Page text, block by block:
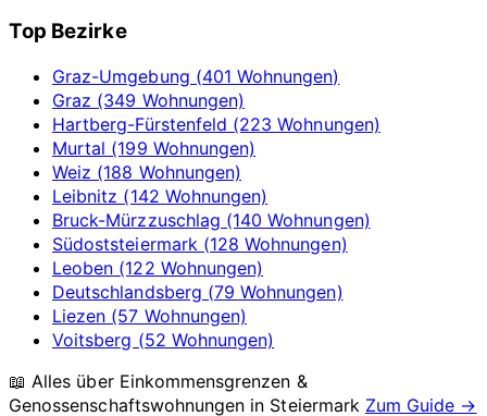
Top Bezirke
Graz-Umgebung (401 Wohnungen)
Graz (349 Wohnungen)
Hartberg-Fürstenfeld (223 Wohnungen)
Murtal (199 Wohnungen)
Weiz (188 Wohnungen)
Leibnitz (142 Wohnungen)
Bruck-Mürzzuschlag (140 Wohnungen)
Südoststeiermark (128 Wohnungen)
Leoben (122 Wohnungen)
Deutschlandsberg (79 Wohnungen)
Liezen (57 Wohnungen)
Voitsberg (52 Wohnungen)
📖 Alles über Einkommensgrenzen &
Genossenschaftswohnungen in Steiermark Zum Guide →